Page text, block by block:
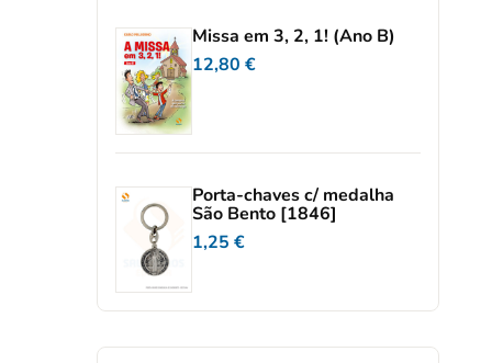
Missa em 3, 2, 1! (Ano B)
12,80 €
Porta-chaves c/ medalha
São Bento [1846]
1,25 €